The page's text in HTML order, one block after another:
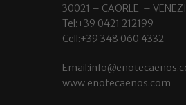
30021 – CAORLE –
Tel:+39 0421 212199
Cell:+39 348 060 4332
www.enotecaenos.com